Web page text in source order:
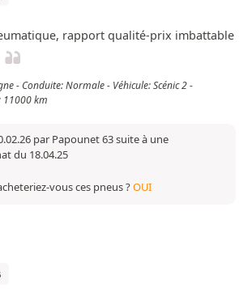
rapport qualité-prix imbattable
- Conduite: Normale - Véhicule: Scénic 2 -
11000 km
par Papounet 63 suite à une
du 18.04.25
vous ces pneus ?OUI